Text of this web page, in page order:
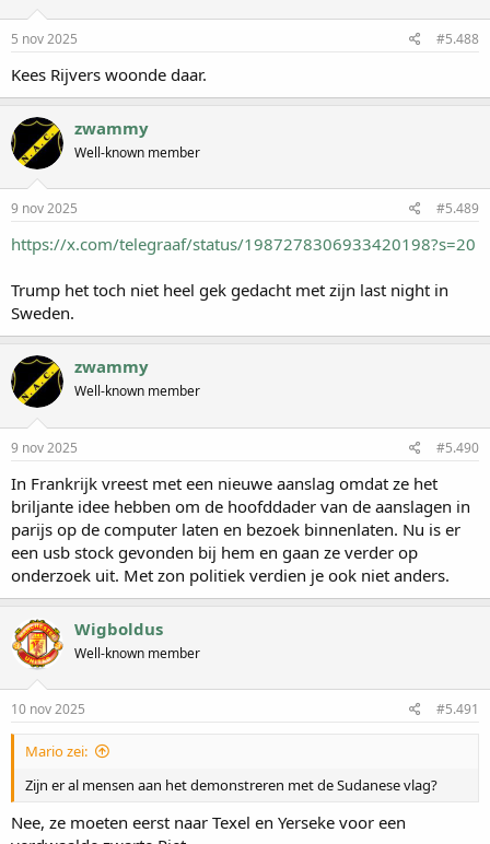
5 nov 2025 #5.488
Kees Rijvers woonde daar.
zwammy
Well-known member
9 nov 2025 #5.489
https://x.com/telegraaf/status/1987278306933420198?s=20
Trump het toch niet heel gek gedacht met zijn last night in
Sweden.
zwammy
Well-known member
9 nov 2025 #5.490
In Frankrijk vreest met een nieuwe aanslag omdat ze het
briljante idee hebben om de hoofddader van de aanslagen in
parijs op de computer laten en bezoek binnenlaten. Nu is er
een usb stock gevonden bij hem en gaan ze verder op
onderzoek uit. Met zon politiek verdien je ook niet anders.
Wigboldus
Well-known member
10 nov 2025 #5.491
Mario zei:
Zijn er al mensen aan het demonstreren met de Sudanese vlag?
Nee, ze moeten eerst naar Texel en Yerseke voor een